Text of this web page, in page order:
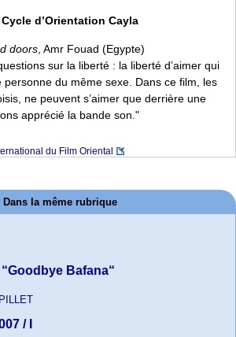
d’Orientation Cayla
doors , Amr Fouad (Egypte)
sur la liberté : la liberté d’aimer qui
du même sexe. Dans ce film, les
ne peuvent s’aimer que derrière une
apprécié la bande son."
du Film Oriental
Dans la même rubrique
Bafana“
/ I